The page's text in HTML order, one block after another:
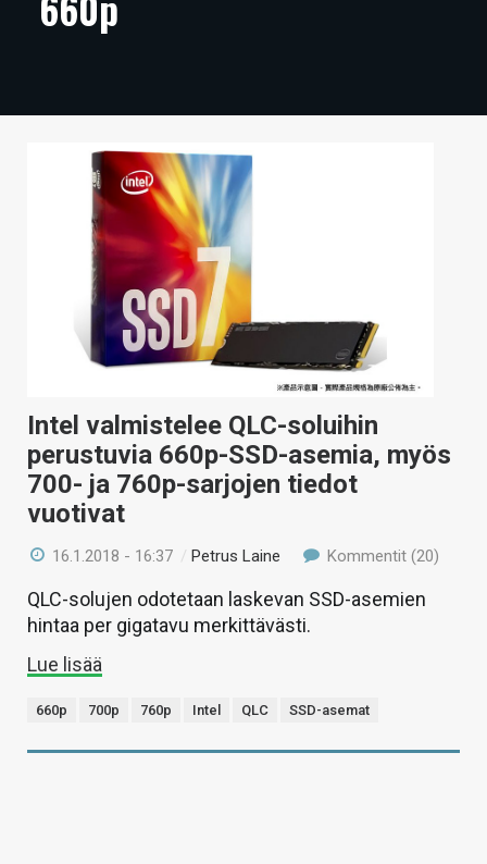
ARTIKKELIT
TECHBBS
VAIHDA TEEMA
HAKU
Intel valmistelee QLC-soluihin
perustuvia 660p-SSD-asemia, myös
700- ja 760p-sarjojen tiedot
vuotivat
16.1.2018 - 16:37 /Petrus Laine Kommentit (20)
QLC-solujen odotetaan laskevan SSD-asemien
hintaa per gigatavu merkittävästi.
Lue lisää
660p 700p 760p Intel QLC SSD-asemat